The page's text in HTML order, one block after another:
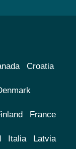
Croatia
France
Italia Latvia